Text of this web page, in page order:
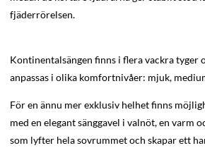
fjäderrörelsen.
Kontinentalsängen finns i flera vackra tyger
anpassas i olika komfortnivåer: mjuk,
För en ännu mer exklusiv helhet finns
med en elegant sänggavel i valnöt, en varm
som lyfter hela sovrummet och skapar ett